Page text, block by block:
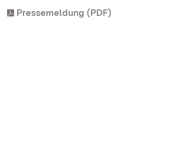
Pressemeldung (PDF)